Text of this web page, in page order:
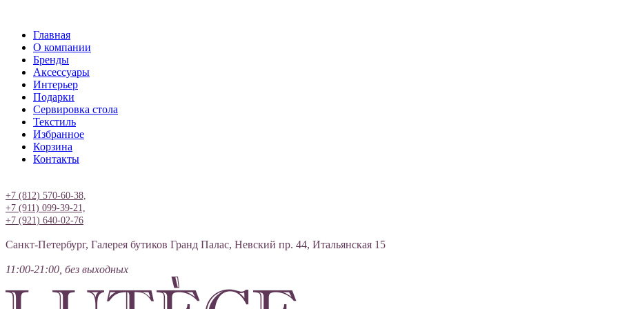
Главная
О компании
Бренды
Аксессуары
Интерьер
Подарки
Сервировка стола
Текстиль
Избранное
Корзина
Контакты
+7 (812) 570-60-38,
+7 (911) 099-39-21,
+7 (921) 640-02-76
Санкт-Петербург, Галерея бутиков Гранд Палас, Невский пр. 44, Итальянская 15
11:00-21:00, без выходных